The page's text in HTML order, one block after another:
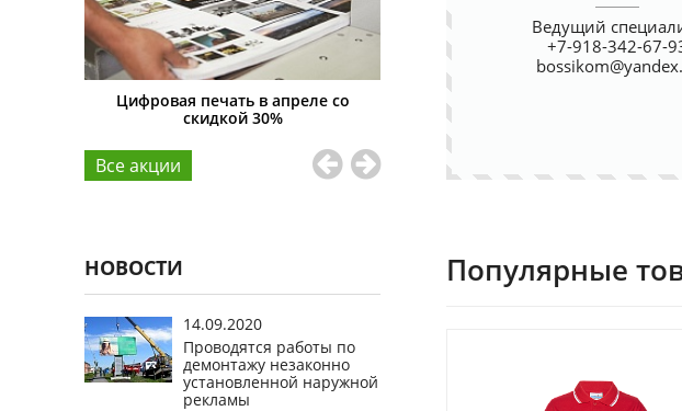
печать в апреле со
Скидка на всю печатную продукцию
Все aкции
НОВОСТИ
14.09.2020
Проводятся работы по
демонтажу незаконно
установленной наружной
рекламы
Ведущий
+7-918-342-67-
Популярные